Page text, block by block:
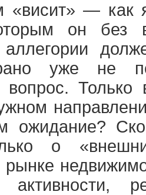
— как
он без
уже не
Только
ожидание?
о
активности,